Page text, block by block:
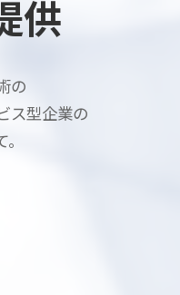
供
の
ス型企業の